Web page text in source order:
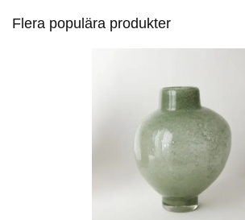
Flera populära produkter